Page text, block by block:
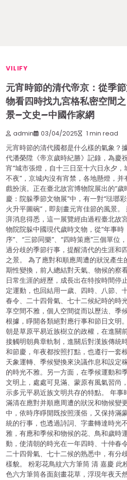
VILIFY
元宵時節的清代帝京：從季
物看四時找九宮格私密空間之
景–文史–中國作家網
admin 03/04/2025 1 min read
元宵時節的清代國都是什么樣的氣象？
代潘榮陞《帝京歲時紀勝》記錄，為慶
宵“城市張燈，自十三日至十六日永夕，
不夜”，京城內沒有宵禁，各地懸燈，并
戲扮演。正在臺北故宮博物院展出的“歲
慶：院躲季節文物展”中，有一對“琺瑯
火升平圖碗”，即刻畫元宵佳節的風景。
湃消息得悉，這一展覽經由過程臺北故
物院院躲中國現代歲時文物，從“年事時
序”、“三節同樂”、“四時策應”三個單位
過分歧的季節行事，提醒清代的生涯和
之景。 為了應對和順應周遭的狀況產生
期性變換，前人總結對天氣、物候的察
日常生涯的經歷，成長出在特按時間停
定運動，也回結用一歲、四時、八節、
春令、二十四骨氣、七十二候紀時的時
享空間不雅，個人空間從而以歷法、季
根據，睜開各類絕對應行事和節日文明
朝是草原平易近族樹立的政權，在進關
接觸明朝典章軌制，進關后對漢族傳統
和節慶，年夜都按照打點，也遵行一套
天象運轉、季候變換來決議作息和設定
的時光不雅。另一方面，在季候運動和
文明上，處處可見滿、蒙原有風氣習尚
示多元平易近族文明共存的特點。 年事
滿清在應對并順應周遭的狀況和物候變
中，依時序睜開既按照漢俗，又保持滿
統的行事，也透過詩詞、字畫轉達時光
雅，有應和季候和物候的花、鳥和歲時
動，使清朝的時光在一年四時、十仲春令
二十四骨氣、七十二候的熟悉中，有分
樣貌。 粉彩花鳥紋六方筆筒 清 嘉慶 此
色六方筆筒各面刻畫花草，浮現年夜天